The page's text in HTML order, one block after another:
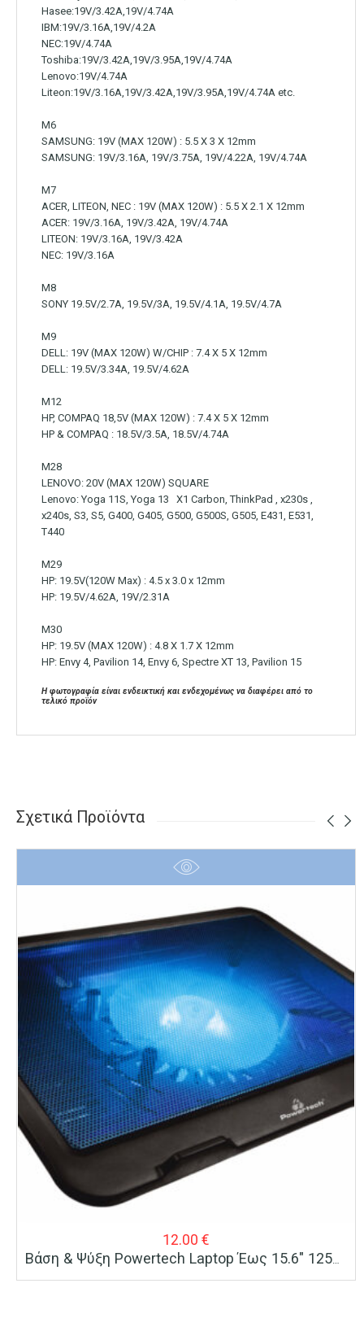
Hasee:19V/3.42A,19V/4.74A
IBM:19V/3.16A,19V/4.2A
NEC:19V/4.74A
Toshiba:19V/3.42A,19V/3.95A,19V/4.74A
Lenovo:19V/4.74A
Liteon:19V/3.16A,19V/3.42A,19V/3.95A,19V/4.74A etc.
M6
SAMSUNG: 19V (MAX 120W) : 5.5 X 3 X 12mm
SAMSUNG: 19V/3.16A, 19V/3.75A, 19V/4.22A, 19V/4.74A
M7
ACER, LITEON, NEC : 19V (MAX 120W) : 5.5 X 2.1 X 12mm
ACER: 19V/3.16A, 19V/3.42A, 19V/4.74A
LITEON: 19V/3.16A, 19V/3.42A
NEC: 19V/3.16A
M8
SONY 19.5V/2.7A, 19.5V/3A, 19.5V/4.1A, 19.5V/4.7A
M9
DELL: 19V (MAX 120W) W/CHIP : 7.4 X 5 X 12mm
DELL: 19.5V/3.34A, 19.5V/4.62A
M12
HP, COMPAQ 18,5V (MAX 120W) : 7.4 X 5 X 12mm
HP & COMPAQ : 18.5V/3.5A, 18.5V/4.74A
M28
LENOVO: 20V (MAX 120W) SQUARE
Lenovo: Yoga 11S, Yoga 13 X1 Carbon, ThinkPad , x230s ,
x240s, S3, S5, G400, G405, G500, G500S, G505, E431, E531,
T440
M29
HP: 19.5V(120W Max) : 4.5 x 3.0 x 12mm
HP: 19.5V/4.62A, 19V/2.31A
M30
HP: 19.5V (MAX 120W) : 4.8 X 1.7 X 12mm
HP: Envy 4, Pavilion 14, Envy 6, Spectre XT 13, Pavilion 15
Η φωτογραφία είναι ενδεικτική και ενδεχομένως να διαφέρει από το
τελικό προϊόν
Σχετικά Προϊόντα
12.00 €